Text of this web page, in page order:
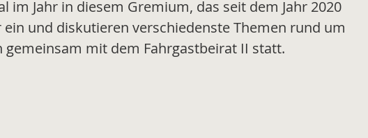
Jahr in diesem Gremium, das seit dem Jahr 2020
und diskutieren verschiedenste Themen rund um
mit dem Fahrgastbeirat II statt.